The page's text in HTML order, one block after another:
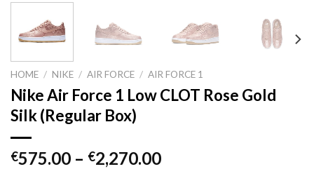
HOME / NIKE / AIR FORCE / AIR FORCE 1
Nike Air Force 1 Low CLOT Rose Gold
Silk (Regular Box)
€575.00 – €2,270.00